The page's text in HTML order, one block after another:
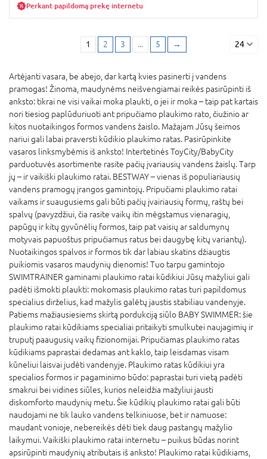
Perkant papildomą prekę internetu
1 2 3 ... 5 → 24
Artėjanti vasara, be abejo, dar kartą kvies pasinerti į vandens
pramogas! Žinoma, maudynėms neišvengiamai reikės pasirūpinti iš
anksto: tikrai ne visi vaikai moka plaukti, o jei ir moka – taip pat kartais
nori tiesiog paplūduriuoti ant pripučiamo plaukimo rato, čiužinio ar
kitos nuotaikingos formos vandens žaislo. Mažajam Jūsų šeimos
nariui gali labai praversti kūdikio plaukimo ratas. Pasirūpinkite
vasaros linksmybėmis iš anksto! Intertetinės ToyCity/BabyCity
parduotuvės asortimente rasite pačių įvariausių vandens žaislų. Tarp
jų – ir vaikiški plaukimo ratai. BESTWAY – vienas iš populiariausių
vandens pramogų įrangos gamintojų. Pripučiami plaukimo ratai
vaikams ir suaugusiems gali būti pačių įvairiausių formų, raštų bei
spalvų (pavyzdžiui, čia rasite vaikų itin mėgstamus vienaragių,
papūgų ir kitų gyvūnėlių formos, taip pat vaisių ar saldumynų
motyvais papuoštus pripučiamus ratus bei daugybę kitų variantų).
Nuotaikingos spalvos ir formos tik dar labiau skatins džiaugtis
puikiomis vasaros maudynių dienomis! Tuo tarpu gamintojo
SWIMTRAINER gaminami plaukimo ratai kūdikiui Jūsų mažyliui gali
padėti išmokti plaukti: mokomasis plaukimo ratas turi papildomus
specialius dirželius, kad mažylis galėtų jaustis stabiliau vandenyje.
Patiems mažiausiesiems skirtą pordukciją siūlo BABY SWIMMER: šie
plaukimo ratai kūdikiams specialiai pritaikyti smulkutei naujagimių ir
truputį paaugusių vaikų fizionomijai. Pripučiamas plaukimo ratas
kūdikiams paprastai dedamas ant kaklo, taip leisdamas visam
kūneliui laisvai judėti vandenyje. Plaukimo ratas kūdikiui yra
specialios formos ir pagaminimo būdo: paprastai turi vietą padėti
smakrui bei vidines siūles, kurios neleidžia mažyliui jausti
diskomforto maudynių metu. Šie kūdikių plaukimo ratai gali būti
naudojami ne tik lauko vandens telkiniuose, bet ir namuose:
maudant vonioje, nebereikės dėti tiek daug pastangų mažylio
laikymui. Vaikiški plaukimo ratai internetu – puikus būdas norint
apsirūpinti maudynių atributais iš anksto! Plaukimo ratai kūdikiams,